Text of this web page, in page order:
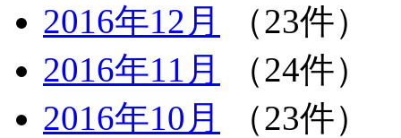
2016年12月
（23件）
2016年11月
（24件）
2016年10月
（23件）